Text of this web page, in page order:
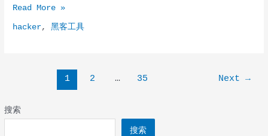
搜索
搜索
黑
取
Read More »
hacker,黑客工具
1 2 … 35 Next →